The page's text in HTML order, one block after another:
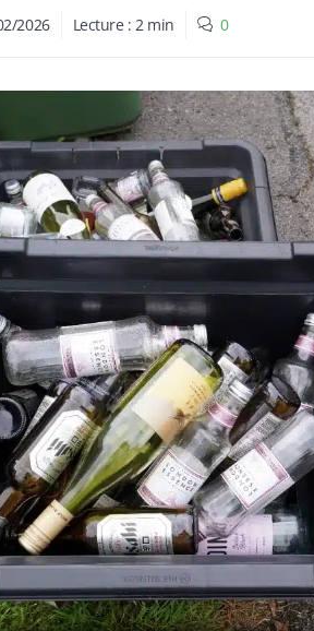
2026 Lecture : 2 min 0